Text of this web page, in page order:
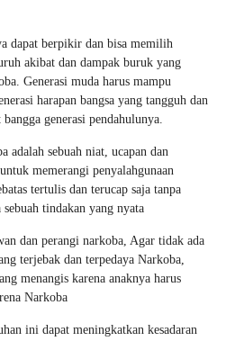
dapat berpikir dan bisa memilih
akibat dan dampak buruk yang
Generasi muda harus mampu
harapan bangsa yang tangguh dan
generasi pendahulunya.
adalah sebuah niat, ucapan dan
memerangi penyalahgunaan
tertulis dan terucap saja tanpa
tindakan yang nyata
dan perangi narkoba, Agar tidak ada
terjebak dan terpedaya Narkoba,
menangis karena anaknya harus
Narkoba
ini dapat meningkatkan kesadaran